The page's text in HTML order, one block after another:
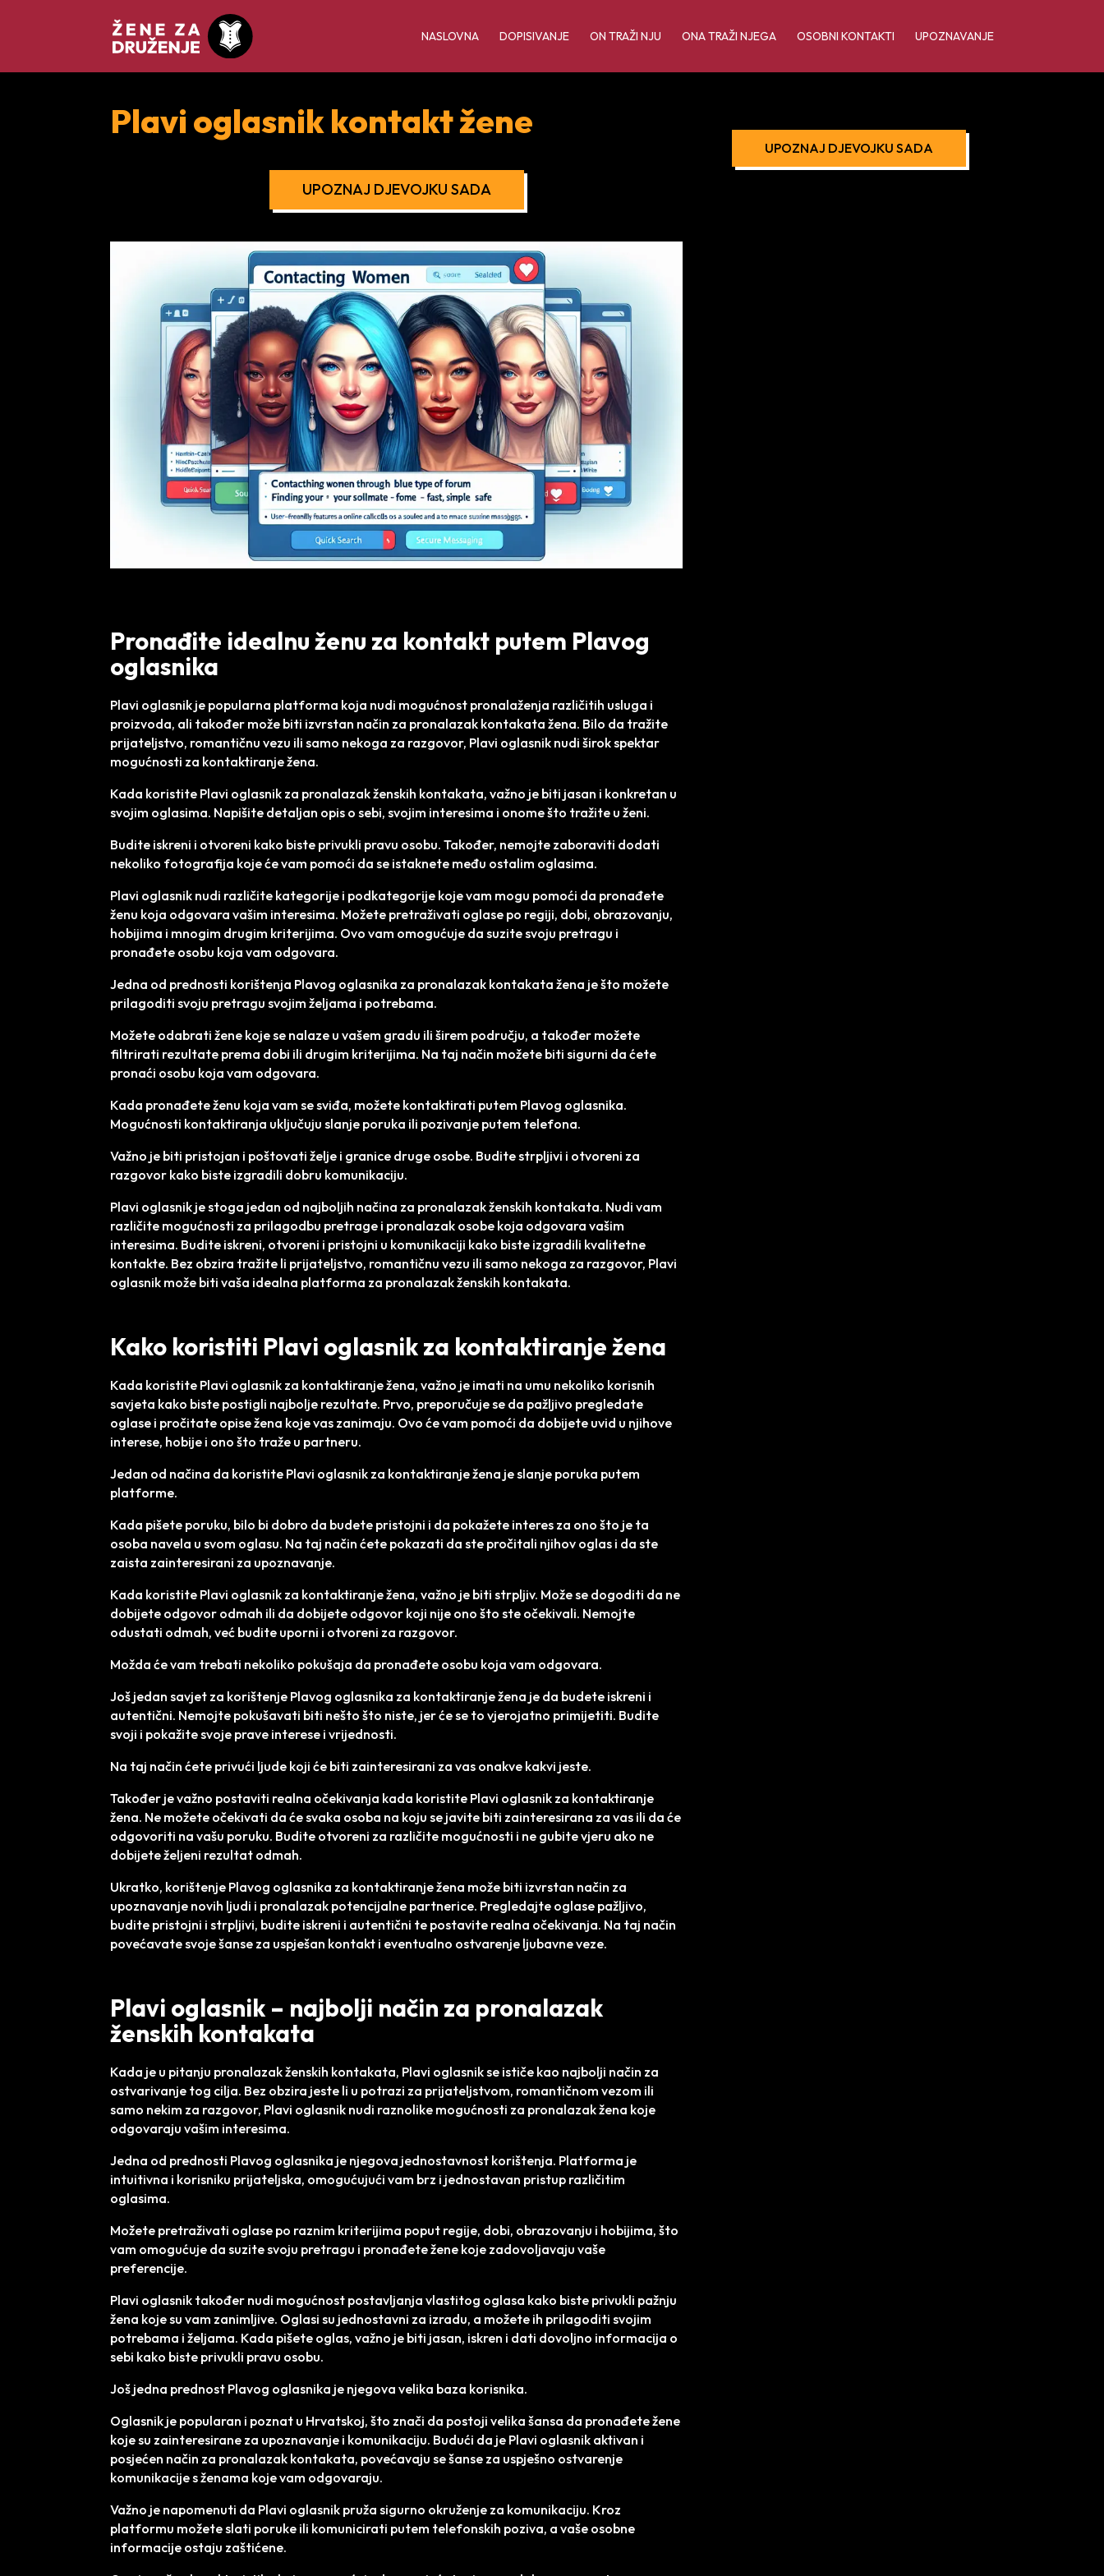
NASLOVNA DOPISIVANJE ON TRAŽI NJU ONA TRAŽI NJEGA OSOBNI KONTAKTI UPOZNAVANJE
Plavi oglasnik kontakt žene
UPOZNAJ DJEVOJKU SADA
Pronađite idealnu ženu za kontakt putem Plavog
oglasnika
Plavi oglasnik je popularna platforma koja nudi mogućnost pronalaženja različitih usluga i
proizvoda, ali također može biti izvrstan način za pronalazak kontakata žena. Bilo da tražite
prijateljstvo, romantičnu vezu ili samo nekoga za razgovor, Plavi oglasnik nudi širok spektar
mogućnosti za kontaktiranje žena.
Kada koristite Plavi oglasnik za pronalazak ženskih kontakata, važno je biti jasan i konkretan u
svojim oglasima. Napišite detaljan opis o sebi, svojim interesima i onome što tražite u ženi.
Budite iskreni i otvoreni kako biste privukli pravu osobu. Također, nemojte zaboraviti dodati
nekoliko fotografija koje će vam pomoći da se istaknete među ostalim oglasima.
Plavi oglasnik nudi različite kategorije i podkategorije koje vam mogu pomoći da pronađete
ženu koja odgovara vašim interesima. Možete pretraživati oglase po regiji, dobi, obrazovanju,
hobijima i mnogim drugim kriterijima. Ovo vam omogućuje da suzite svoju pretragu i
pronađete osobu koja vam odgovara.
Jedna od prednosti korištenja Plavog oglasnika za pronalazak kontakata žena je što možete
prilagoditi svoju pretragu svojim željama i potrebama.
Možete odabrati žene koje se nalaze u vašem gradu ili širem području, a također možete
filtrirati rezultate prema dobi ili drugim kriterijima. Na taj način možete biti sigurni da ćete
pronaći osobu koja vam odgovara.
Kada pronađete ženu koja vam se sviđa, možete kontaktirati putem Plavog oglasnika.
Mogućnosti kontaktiranja uključuju slanje poruka ili pozivanje putem telefona.
Važno je biti pristojan i poštovati želje i granice druge osobe. Budite strpljivi i otvoreni za
razgovor kako biste izgradili dobru komunikaciju.
Plavi oglasnik je stoga jedan od najboljih načina za pronalazak ženskih kontakata. Nudi vam
različite mogućnosti za prilagodbu pretrage i pronalazak osobe koja odgovara vašim
interesima. Budite iskreni, otvoreni i pristojni u komunikaciji kako biste izgradili kvalitetne
kontakte. Bez obzira tražite li prijateljstvo, romantičnu vezu ili samo nekoga za razgovor, Plavi
oglasnik može biti vaša idealna platforma za pronalazak ženskih kontakata.
Kako koristiti Plavi oglasnik za kontaktiranje žena
Kada koristite Plavi oglasnik za kontaktiranje žena, važno je imati na umu nekoliko korisnih
savjeta kako biste postigli najbolje rezultate. Prvo, preporučuje se da pažljivo pregledate
oglase i pročitate opise žena koje vas zanimaju. Ovo će vam pomoći da dobijete uvid u njihove
interese, hobije i ono što traže u partneru.
Jedan od načina da koristite Plavi oglasnik za kontaktiranje žena je slanje poruka putem
platforme.
Kada pišete poruku, bilo bi dobro da budete pristojni i da pokažete interes za ono što je ta
osoba navela u svom oglasu. Na taj način ćete pokazati da ste pročitali njihov oglas i da ste
zaista zainteresirani za upoznavanje.
Kada koristite Plavi oglasnik za kontaktiranje žena, važno je biti strpljiv. Može se dogoditi da ne
dobijete odgovor odmah ili da dobijete odgovor koji nije ono što ste očekivali. Nemojte
odustati odmah, već budite uporni i otvoreni za razgovor.
Možda će vam trebati nekoliko pokušaja da pronađete osobu koja vam odgovara.
Još jedan savjet za korištenje Plavog oglasnika za kontaktiranje žena je da budete iskreni i
autentični. Nemojte pokušavati biti nešto što niste, jer će se to vjerojatno primijetiti. Budite
svoji i pokažite svoje prave interese i vrijednosti.
Na taj način ćete privući ljude koji će biti zainteresirani za vas onakve kakvi jeste.
Također je važno postaviti realna očekivanja kada koristite Plavi oglasnik za kontaktiranje
žena. Ne možete očekivati da će svaka osoba na koju se javite biti zainteresirana za vas ili da će
odgovoriti na vašu poruku. Budite otvoreni za različite mogućnosti i ne gubite vjeru ako ne
dobijete željeni rezultat odmah.
Ukratko, korištenje Plavog oglasnika za kontaktiranje žena može biti izvrstan način za
upoznavanje novih ljudi i pronalazak potencijalne partnerice. Pregledajte oglase pažljivo,
budite pristojni i strpljivi, budite iskreni i autentični te postavite realna očekivanja. Na taj način
povećavate svoje šanse za uspješan kontakt i eventualno ostvarenje ljubavne veze.
Plavi oglasnik – najbolji način za pronalazak
ženskih kontakata
Kada je u pitanju pronalazak ženskih kontakata, Plavi oglasnik se ističe kao najbolji način za
ostvarivanje tog cilja. Bez obzira jeste li u potrazi za prijateljstvom, romantičnom vezom ili
samo nekim za razgovor, Plavi oglasnik nudi raznolike mogućnosti za pronalazak žena koje
odgovaraju vašim interesima.
Jedna od prednosti Plavog oglasnika je njegova jednostavnost korištenja. Platforma je
intuitivna i korisniku prijateljska, omogućujući vam brz i jednostavan pristup različitim
oglasima.
Možete pretraživati oglase po raznim kriterijima poput regije, dobi, obrazovanju i hobijima, što
vam omogućuje da suzite svoju pretragu i pronađete žene koje zadovoljavaju vaše
preferencije.
Plavi oglasnik također nudi mogućnost postavljanja vlastitog oglasa kako biste privukli pažnju
žena koje su vam zanimljive. Oglasi su jednostavni za izradu, a možete ih prilagoditi svojim
potrebama i željama. Kada pišete oglas, važno je biti jasan, iskren i dati dovoljno informacija o
sebi kako biste privukli pravu osobu.
Još jedna prednost Plavog oglasnika je njegova velika baza korisnika.
Oglasnik je popularan i poznat u Hrvatskoj, što znači da postoji velika šansa da pronađete žene
koje su zainteresirane za upoznavanje i komunikaciju. Budući da je Plavi oglasnik aktivan i
posjećen način za pronalazak kontakata, povećavaju se šanse za uspješno ostvarenje
komunikacije s ženama koje vam odgovaraju.
Važno je napomenuti da Plavi oglasnik pruža sigurno okruženje za komunikaciju. Kroz
platformu možete slati poruke ili komunicirati putem telefonskih poziva, a vaše osobne
informacije ostaju zaštićene.
UPOZNAJ DJEVOJKU SADA